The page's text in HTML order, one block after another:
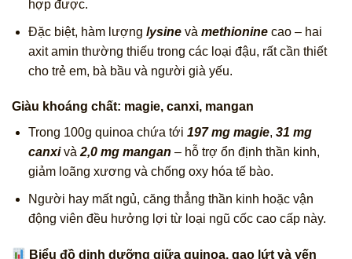
hợp được.
Đặc biệt, hàm lượng lysinevà methioninecao – hai
axit amin thường thiếu trong các loại đậu, rất cần thiết
cho trẻ em, bà bầu và người già yếu.
Giàu khoáng chất: magie, canxi, mangan
Trong 100g quinoa chứa tới 197 mg magie, 31 mg
canxivà2,0 mg mangan – hỗ trợ ổn định thần kinh,
giảm loãng xương và chống oxy hóa tế bào.
Người hay mất ngủ, căng thẳng thần kinh hoặc vận
động viên đều hưởng lợi từ loại ngũ cốc cao cấp này.
Biểu đồ dinh dưỡng giữa quinoa, gạo lứt và yến